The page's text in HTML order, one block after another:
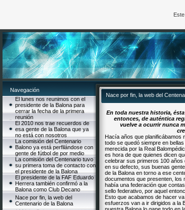
Navegación
El lunes nos reunimos con el
presidente de la Balona para
cerrar la fecha de la primera
reunión
El 2010 nos trae recuerdos de
esa gente de la Balona que ya
no está con nosotros
La comisión del Centenario
Balono ya está perfilándose con
gente de fútbol de por medio
La comisión del Centenario tuvo
su primera toma de contacto con
el presidente de la Balona
El presidente de la FAF Eduardo
Herrera también confirmó a la
Balona como Club Decano
Nace por fin, la web del
Centenario de la Balona
Nace por fin, la web del
En toda nuestra historia,
entonces, de auténtica
vuelve a ocurrir nunca
Hacía años que planificábamos
todo se quedó siempre en
merecida por la Real
es hora de que quienes dicen
celebrar sus primeros 100 años
en su defecto, sus buenas
de la Balona en torno a ese
documentos que presenten, los
había una federación que
sello federativo, por aquel
Esto que acabamos de hacer
esfuerzos van a ir dirigidos a la